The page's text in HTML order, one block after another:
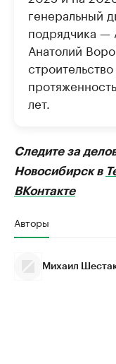
генеральный
подрядчика —
Анатолий
лет.
Следите за
Новосибирск в
ВКонтакте
Авторы
Михаил